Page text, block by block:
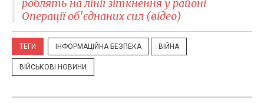
роблять на лінії зіткнення у районі
Операції об'єднаних сил (відео)
ТЕГИ ІНФОРМАЦІЙНА БЕЗПЕКА ВІЙНА
ВІЙСЬКОВІ НОВИНИ